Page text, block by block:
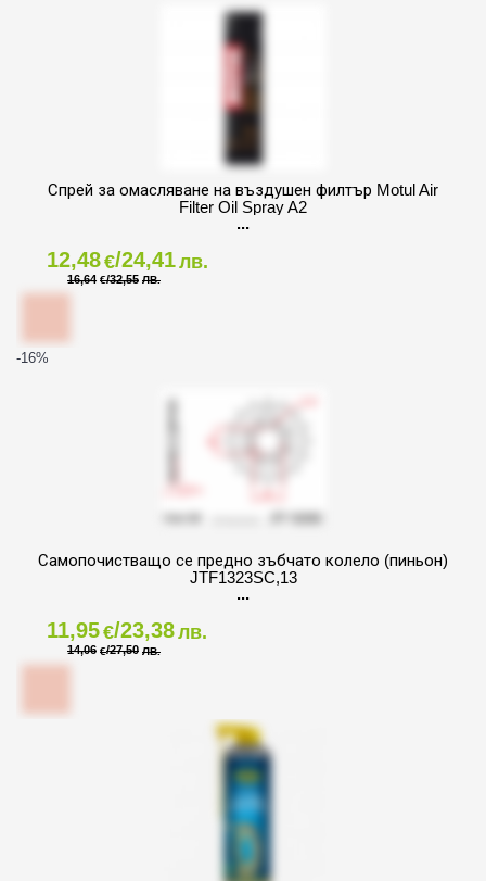
Спрей за омасляване на въздушен филтър Motul Air
Filter Oil Spray A2
12,48€/24,41лв.
16,64 €/32,55 ЛВ.
-16%
Самопочистващо се предно зъбчато колело (пиньон)
JTF1323SC,13
11,95€/23,38лв.
14,06 €/27,50 ЛВ.